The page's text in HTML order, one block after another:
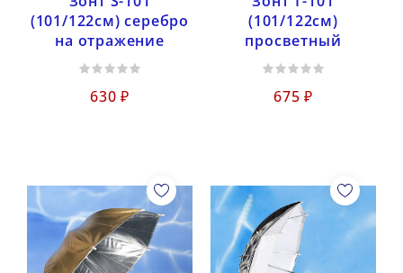
(101/122см) серебро
на отражение
630 ₽
(101/122см)
просветный
675 ₽